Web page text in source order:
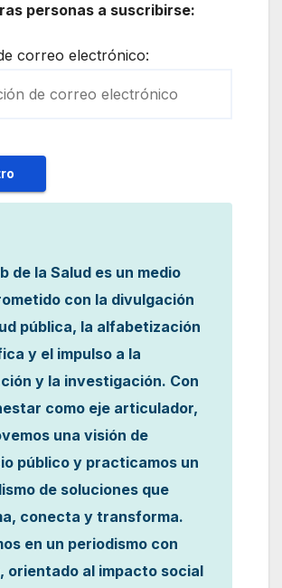
personas a suscribirse:
correo electrónico:
de la Salud es un medio
con la divulgación
pública, la alfabetización
y el impulso a la
y la investigación. Con
como eje articulador,
una visión de
público y practicamos un
de soluciones que
conecta y transforma.
en un periodismo con
orientado al impacto social